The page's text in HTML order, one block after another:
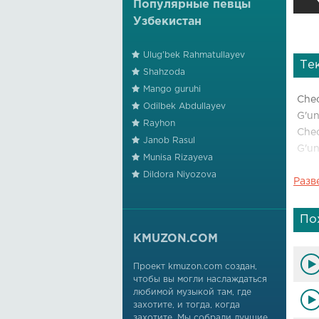
Siz
Популярные певцы
Узбекистан
Ulug'bek Rahmatullayev
Shahzoda
Mango guruhi
Odilbek Abdullayev
Rayhon
Janob Rasul
Munisa Rizayeva
Dildora Niyozova
KMUZON.COM
Проект kmuzon.com создан,
чтобы вы могли наслаждаться
любимой музыкой там, где
захотите, и тогда, когда